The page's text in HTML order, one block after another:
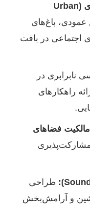
تلفیق منظر با کشاورزی شهری (Urban
باغ‌های
اجتماعی در بافت
نابرابری در
راهکارهای
فضاهای
طراحی
و آرامش‌بخش